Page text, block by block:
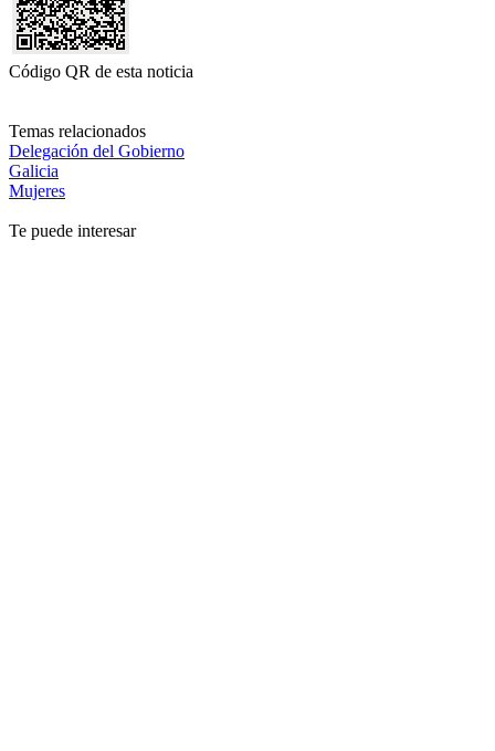
Código QR de esta noticia
Temas relacionados
Delegación del Gobierno
Galicia
Mujeres
Te puede interesar